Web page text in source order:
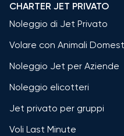
CHARTER JET PRIVATO
Noleggio di Jet Privato
Volare con Animali
Noleggio Jet per Aziende
Noleggio elicotteri
Jet privato per gruppi
Voli Last Minute